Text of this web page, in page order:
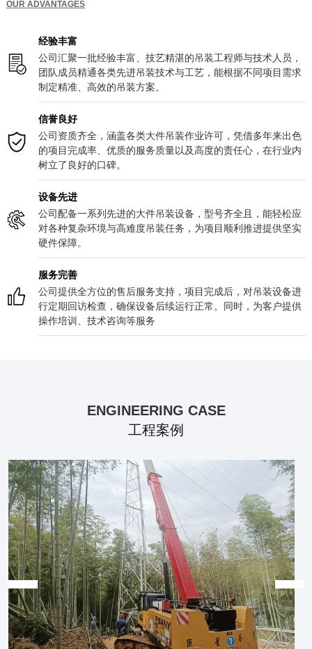
OUR ADVANTAGES
经验丰富
公司汇聚一批经验丰富、技艺精湛的吊装工程师与技术人员，
团队成员精通各类先进吊装技术与工艺，能根据不同项目需求
制定精准、高效的吊装方案。
信誉良好
公司资质齐全，涵盖各类大件吊装作业许可，凭借多年来出色
的项目完成率、优质的服务质量以及高度的责任心，在行业内
树立了良好的口碑。
设备先进
公司配备一系列先进的大件吊装设备，型号齐全且，能轻松应
对各种复杂环境与高难度吊装任务，为项目顺利推进提供坚实
硬件保障。
服务完善
公司提供全方位的售后服务支持，项目完成后，对吊装设备进
行定期回访检查，确保设备后续运行正常。同时，为客户提供
操作培训、技术咨询等服务
ENGINEERING CASE
工程案例